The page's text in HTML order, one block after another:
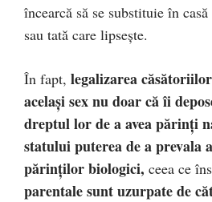
încearcă să se substituie în
sau tată care lipsește.
În fapt, legalizarea
același sex nu doar că îi
dreptul lor de a avea părinți
statului puterea de a prevala
părinților biologici, ceea ce
parentale sunt uzurpate de